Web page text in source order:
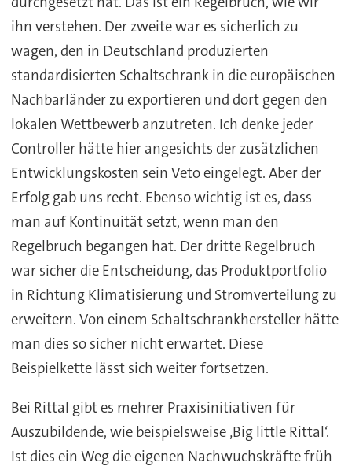
ihn verstehen. Der zweite war es sicherlich zu
wagen, den in Deutschland produzierten
standardisierten Schaltschrank in die europäischen
Nachbarländer zu exportieren und dort gegen den
lokalen Wettbewerb anzutreten. Ich denke jeder
Controller hätte hier angesichts der zusätzlichen
Entwicklungskosten sein Veto eingelegt. Aber der
Erfolg gab uns recht. Ebenso wichtig ist es, dass
man auf Kontinuität setzt, wenn man den
Regelbruch begangen hat. Der dritte Regelbruch
war sicher die Entscheidung, das Produktportfolio
in Richtung Klimatisierung und Stromverteilung zu
erweitern. Von einem Schaltschrankhersteller hätte
man dies so sicher nicht erwartet. Diese
Beispielkette lässt sich weiter fortsetzen.
Bei Rittal gibt es mehrer Praxisinitiativen für
Auszubildende, wie beispielsweise ‚Big little Rittal‘.
Ist dies ein Weg die eigenen Nachwuchskräfte früh